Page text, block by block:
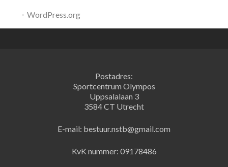
WordPress.org
Postadres:
Sportcentrum Olympos
Uppsalalaan 3
3584 CT Utrecht
E-mail: bestuur.nstb@gmail.com
KvK nummer: 09178486